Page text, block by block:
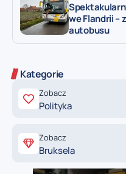
we Flandrii –
autobusu
Kategorie
Zobacz
Polityka
Zobacz
Bruksela